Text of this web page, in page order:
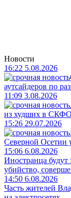
Новости
16:22 5.08.2026
аутсайдеров по
11:09 3.08.2026
из худших в СКФО
15:26 29.07.2026
Северной Осетии
15:06 6.08.2026
Иностранца будут
убийство,
14:50 6.08.2026
Часть жителей